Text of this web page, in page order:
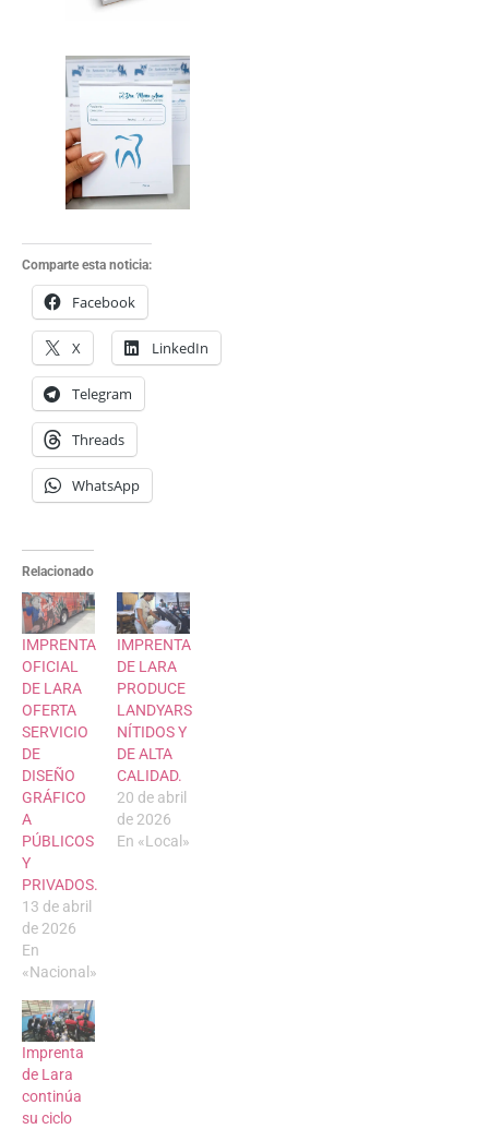
Comparte esta noticia:
Facebook
X LinkedIn
Telegram
Threads
WhatsApp
Relacionado
IMPRENTA
OFICIAL
DE LARA
OFERTA
SERVICIO
DE
DISEÑO
GRÁFICO
A
PÚBLICOS
Y
PRIVADOS.
13 de abril
de 2026
En
«Nacional»
IMPRENTA
DE LARA
PRODUCE
LANDYARS
NÍTIDOS Y
DE ALTA
CALIDAD.
20 de abril
de 2026
En «Local»
Imprenta
de Lara
continúa
su ciclo